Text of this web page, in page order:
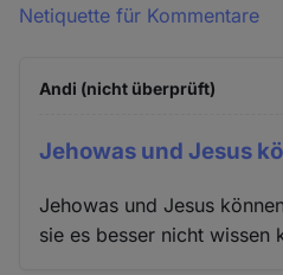
Netiquette für Kommentare
Andi (nicht überprüft)
Jehowas und Jesus
Jehowas und Jesus
sie es besser nicht wissen